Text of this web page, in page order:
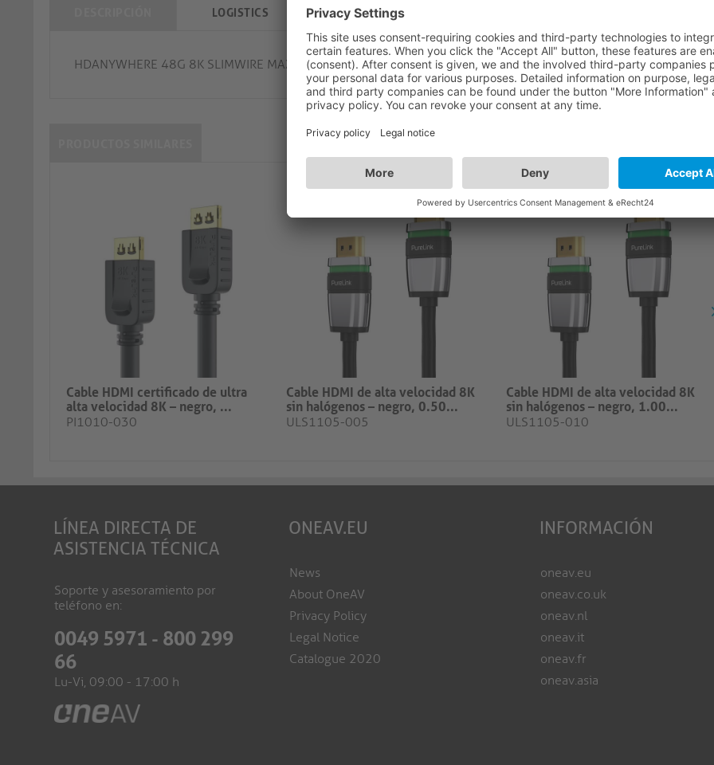
LOGISTICS
HDANYWHERE 48G 8K SLIMWIRE MAX 2m Ultra High Speed Premium™ HDMI Cable Box (25 pcs)
Cable HDMI certificado de ultra
alta velocidad 8K – negro, ...
PI1010-030
Cable HDMI de alta velocidad 8K
sin halógenos – negro, 0.50...
ULS1105-005
Cable HDMI de alta velocidad 8K
sin halógenos – negro, 1.00...
ULS1105-010
LÍNEA DIRECTA DE
ASISTENCIA TÉCNICA
Soporte y asesoramiento por
teléfono en:
0049 5971 - 800 299
66
Lu-Vi, 09:00 - 17:00 h
ONEAV.EU
News
About OneAV
Privacy Policy
Legal Notice
Catalogue 2020
INFORMACIÓN
oneav.eu
oneav.co.uk
oneav.nl
oneav.it
oneav.fr
oneav.asia